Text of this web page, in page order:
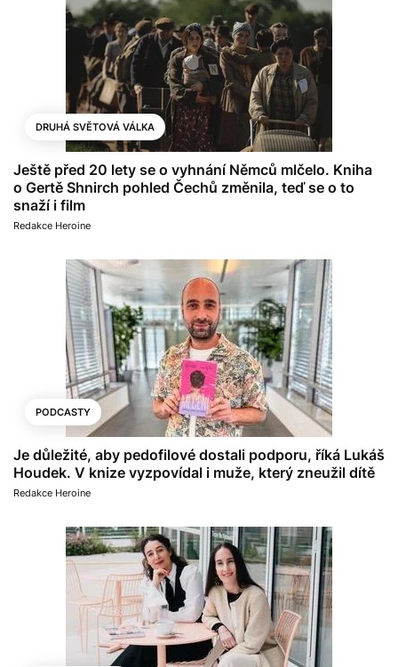
DRUHÁ SVĚTOVÁ VÁLKA
Ještě před 20 lety se o vyhnání Němců mlčelo. Kniha
o Gertě Shnirch pohled Čechů změnila, teď se o to
snaží i film
Redakce Heroine
PODCASTY
Je důležité, aby pedofilové dostali podporu, říká Lukáš
Houdek. V knize vyzpovídal i muže, který zneužil dítě
Redakce Heroine